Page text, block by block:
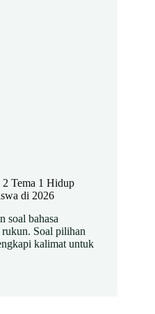
2 Tema 1 Hidup
di 2026
soal bahasa
Soal pilihan
kalimat untuk